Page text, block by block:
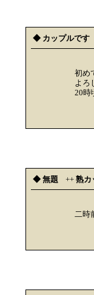
◆ カップルです
初め
よろ
20時
◆ 無題 ++ 熟カ
二時